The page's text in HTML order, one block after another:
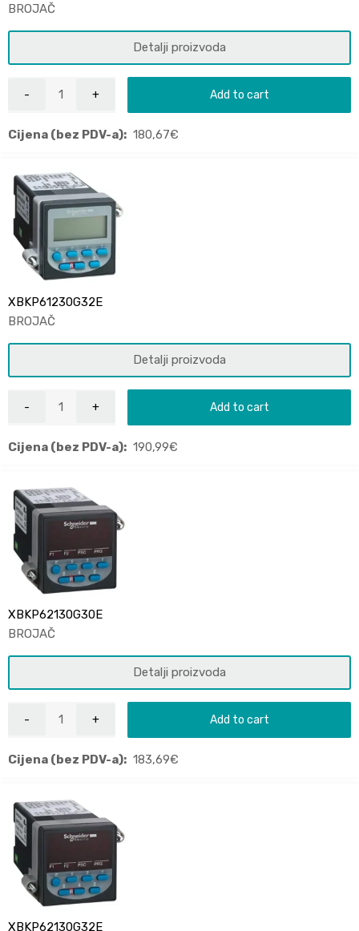
BROJAČ
Detalji proizvoda
Add to cart
Cijena (bez PDV-a): 180,67€
XBKP61230G32E
BROJAČ
Detalji proizvoda
Add to cart
Cijena (bez PDV-a): 190,99€
XBKP62130G30E
BROJAČ
Detalji proizvoda
Add to cart
Cijena (bez PDV-a): 183,69€
XBKP62130G32E